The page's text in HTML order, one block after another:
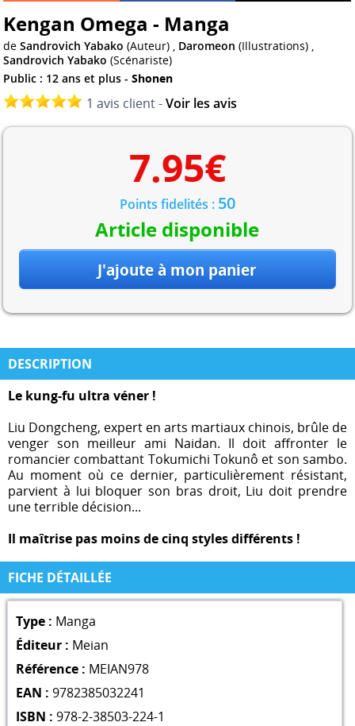
Kengan Omega - Manga
deSandrovich Yabako (Auteur) , Daromeon (Illustrations) ,
Sandrovich Yabako (Scénariste)
Public : 12 ans et plus -Shonen
1 avis client -Voir les avis
7.95€
Points fidelités : 50
Article disponible
DESCRIPTION
Le kung-fu ultra véner !
Liu Dongcheng, expert en arts martiaux chinois, brûle de
venger son meilleur ami Naidan. Il doit affronter le
romancier combattant Tokumichi Tokunô et son sambo.
Au moment où ce dernier, particulièrement résistant,
parvient à lui bloquer son bras droit, Liu doit prendre
une terrible décision...
Il maîtrise pas moins de cinq styles différents !
FICHE DÉTAILLÉE
Type : Manga
Éditeur : Meian
Référence : MEIAN978
EAN : 9782385032241
ISBN : 978-2-38503-224-1